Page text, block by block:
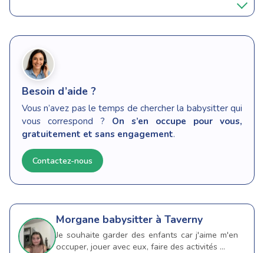
Besoin d’aide ?
Vous n’avez pas le temps de chercher la babysitter qui
vous correspond ? On s’en occupe pour vous,
gratuitement et sans engagement.
Contactez-nous
Morgane babysitter à Taverny
Je souhaite garder des enfants car j'aime m'en
occuper, jouer avec eux, faire des activités …